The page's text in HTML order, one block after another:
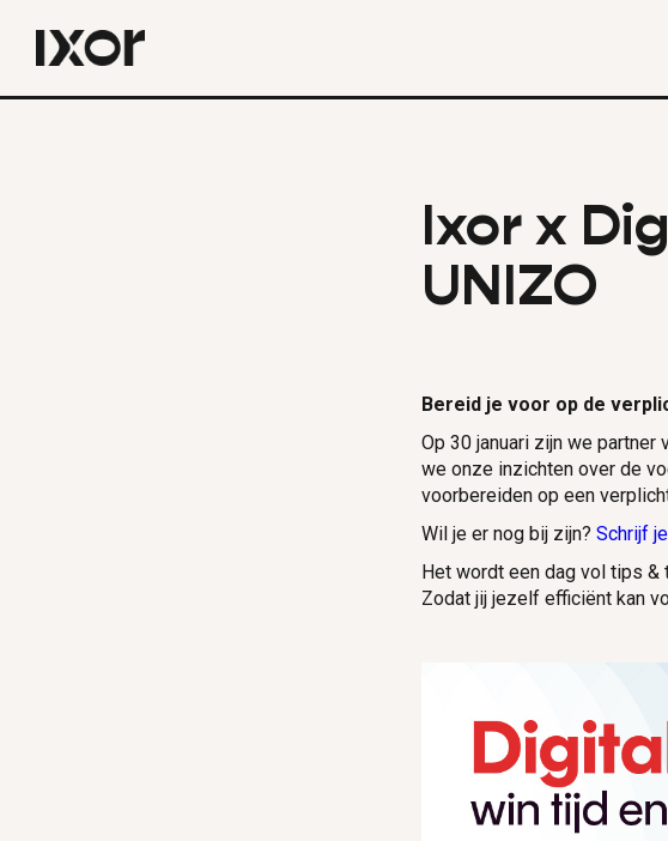
Ixor x
UNIZO
Bereid je voor op de
Op 30 januari zijn we
we onze inzichten over de
voorbereiden op een
Wil je er nog bij zijn? Schrijf
Het wordt een dag vol tips &
Zodat jij jezelf efficiënt kan